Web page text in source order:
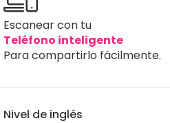
Escanear con tu
Teléfono inteligente
Para compartirlo fácilmente.
Nivel de inglés